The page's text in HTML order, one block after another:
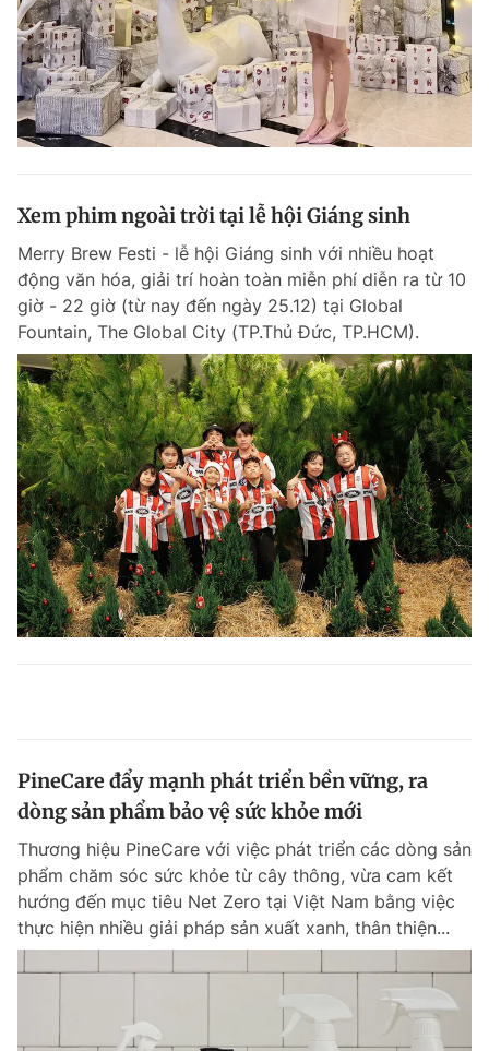
Xem phim ngoài trời tại lễ hội Giáng sinh
Merry Brew Festi - lễ hội Giáng sinh với nhiều hoạt
động văn hóa, giải trí hoàn toàn miễn phí diễn ra từ 10
giờ - 22 giờ (từ nay đến ngày 25.12) tại Global
Fountain, The Global City (TP.Thủ Đức, TP.HCM).
PineCare đẩy mạnh phát triển bền vững, ra
dòng sản phẩm bảo vệ sức khỏe mới
Thương hiệu PineCare với việc phát triển các dòng sản
phẩm chăm sóc sức khỏe từ cây thông, vừa cam kết
hướng đến mục tiêu Net Zero tại Việt Nam bằng việc
thực hiện nhiều giải pháp sản xuất xanh, thân thiện...